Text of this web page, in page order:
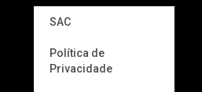
SAC
Política de
Privacidade